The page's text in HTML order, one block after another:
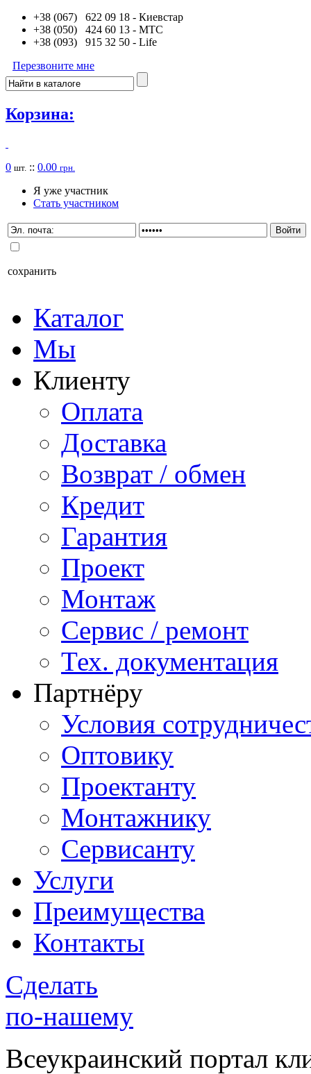
+38 (067) 622 09 18 - Киевстар
+38 (050) 424 60 13 - MTC
+38 (093) 915 32 50 - Life
Перезвоните мне
Корзина:
0 шт. :: 0.00 грн.
Я уже участник
Стать участником
сохранить
Каталог
Мы
Клиенту
Оплата
Доставка
Возврат / обмен
Кредит
Гарантия
Проект
Монтаж
Сервис / ремонт
Тех. документация
Партнёру
Условия
Оптовику
Проектанту
Монтажнику
Сервисанту
Услуги
Преимущества
Контакты
Сделать
по-нашему
Всеукраинский портал